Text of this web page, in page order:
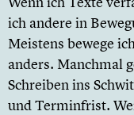
ich andere in
Meistens bewege
anders. Manchmal
Schreiben ins
und Terminfrist.